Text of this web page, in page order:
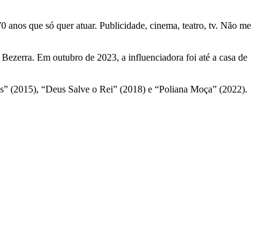
anos que só quer atuar. Publicidade, cinema, teatro, tv. Não me
Em outubro de 2023, a influenciadora foi até a casa de
(2015), “Deus Salve o Rei” (2018) e “Poliana Moça” (2022).